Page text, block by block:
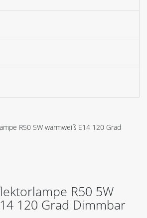
R50 5W warmweiß E14 120 Grad
R50 5W
120 Grad Dimmbar